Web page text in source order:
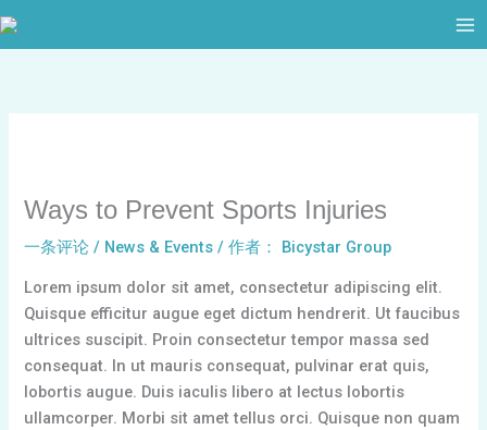
跳
至
Ways to Prevent Sports Injuries
一条评论 / News & Events / 作者： Bicystar Group
Lorem ipsum dolor sit amet, consectetur adipiscing elit.
Quisque efficitur augue eget dictum hendrerit. Ut faucibus
ultrices suscipit. Proin consectetur tempor massa sed
consequat. In ut mauris consequat, pulvinar erat quis,
lobortis augue. Duis iaculis libero at lectus lobortis
ullamcorper. Morbi sit amet tellus orci. Quisque non quam